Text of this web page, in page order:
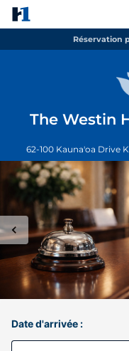
Réservation
The Westin
62-100 Kauna'oa Drive
Date d'arrivée :